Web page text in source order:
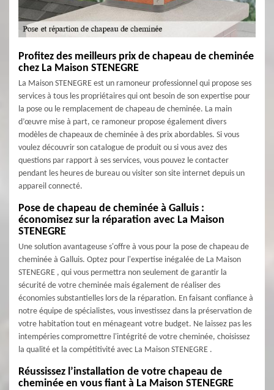
Profitez des meilleurs prix de chapeau de cheminée
chez La Maison STENEGRE
La Maison STENEGRE est un ramoneur professionnel qui propose ses
services à tous les propriétaires qui ont besoin de son expertise pour
la pose ou le remplacement de chapeau de cheminée. La main
d’œuvre mise à part, ce ramoneur propose également divers
modèles de chapeaux de cheminée à des prix abordables. Si vous
voulez découvrir son catalogue de produit ou si vous avez des
questions par rapport à ses services, vous pouvez le contacter
pendant les heures de bureau ou visiter son site internet depuis un
appareil connecté.
Pose de chapeau de cheminée à Galluis :
économisez sur la réparation avec La Maison
STENEGRE
Une solution avantageuse s'offre à vous pour la pose de chapeau de
cheminée à Galluis. Optez pour l'expertise inégalée de La Maison
STENEGRE , qui vous permettra non seulement de garantir la
sécurité de votre cheminée mais également de réaliser des
économies substantielles lors de la réparation. En faisant confiance à
notre équipe de spécialistes, vous investissez dans la préservation de
votre habitation tout en ménageant votre budget. Ne laissez pas les
intempéries compromettre l'intégrité de votre cheminée, choisissez
la qualité et la compétitivité avec La Maison STENEGRE .
Réussissez l’installation de votre chapeau de
cheminée en vous fiant à La Maison STENEGRE